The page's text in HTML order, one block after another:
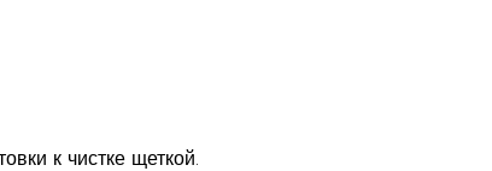
к чистке щеткой.